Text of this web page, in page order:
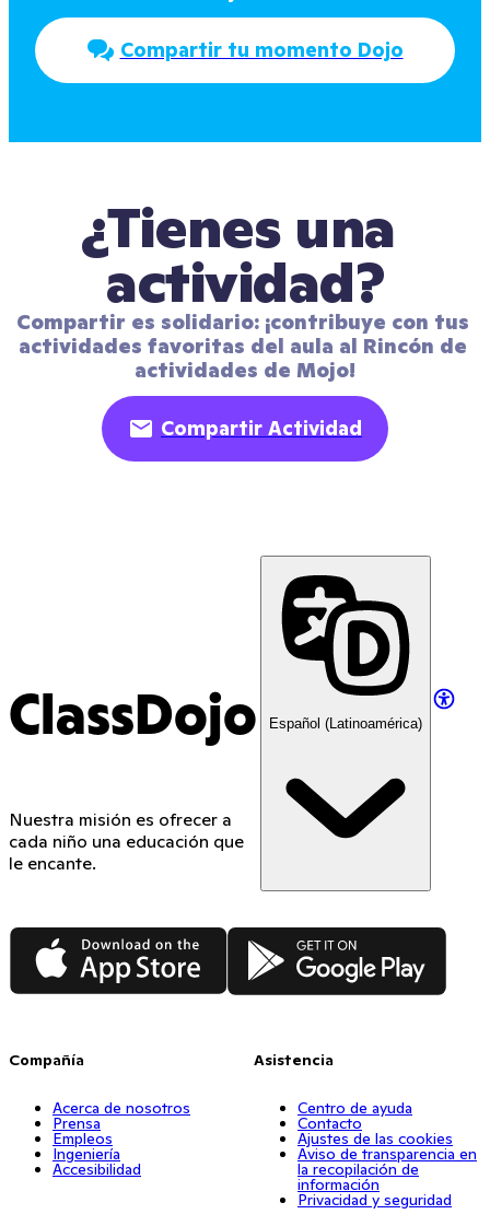
Compartir tu momento Dojo
¿Tienes una
actividad?
Compartir es solidario: ¡contribuye con tus
actividades favoritas del aula al Rincón de
actividades de Mojo!
Compartir Actividad
ClassDojo
Nuestra misión es ofrecer a
cada niño una educación que
le encante.
Español (Latinoamérica)
App Store Google Play
Compañía
Acerca de nosotros
Prensa
Empleos
Ingeniería
Accesibilidad
Asistencia
Centro de ayuda
Contacto
Ajustes de las cookies
Aviso de transparencia en
la recopilación de
información
Privacidad y seguridad